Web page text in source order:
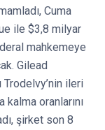
Cuma
ile $3,8 milyar
mahkemeye
Gilead
ileri
oranlarını
şirket son 8